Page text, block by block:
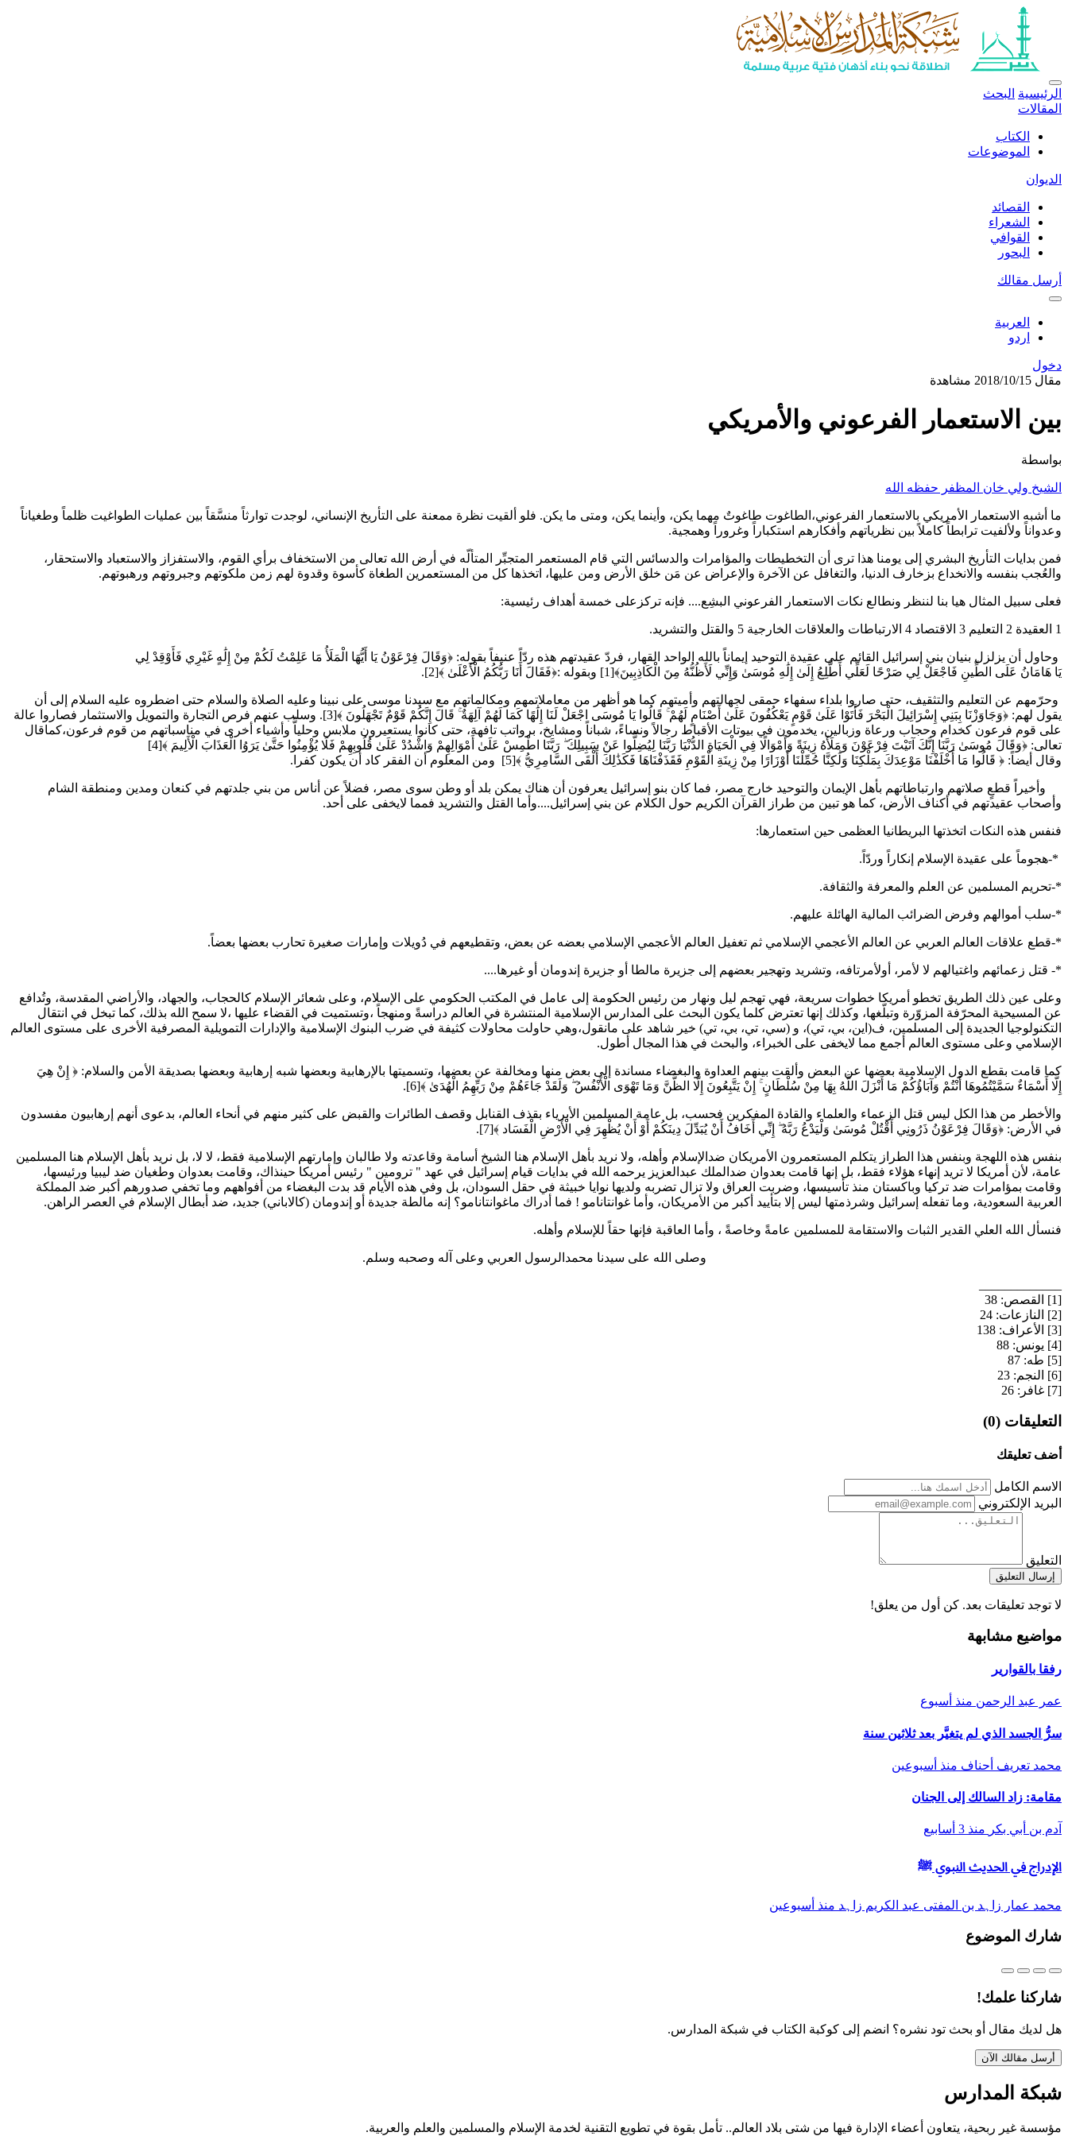
الرئيسية البحث
المقالات
الكتاب
الموضوعات
الديوان
القصائد
الشعراء
القوافي
البحور
أرسل مقالك
العربية
اردو
دخول
مقال 2018/10/15 مشاهدة
بين الاستعمار الفرعوني والأمريكي
بواسطة
الشيخ ولي خان المظفر حفظه الله
ما أشبه الاستعمار الأمريكي بالاستعمار الفرعوني،الطاغوت طاغوتٌ مهما يكن، وأينما يكن، ومتى ما يكن. فلو ألقيت نظرة ممعنة على التأريخ الإنساني، لوجدت توارثاً منسَّقاً بين عمليات الطواغيت ظلماً وطغياناً
وعدواناً ولألفيت ترابطاً كاملاً بين نظرياتهم وأفكارهم استكباراً وغروراً وهمجية.
فمن بدايات التأريخ البشري إلى يومنا هذا ترى أن التخطيطات والمؤامرات والدسائس التي قام المستعمر المتجبِّر المتألّه في أرض الله تعالى من الاستخفاف برأي القوم، والاستفزاز والاستعباد والاستحقار،
والعُجب بنفسه والانخداع بزخارف الدنيا، والتغافل عن الآخرة والإعراض عن مَن خلق الأرض ومن عليها، اتخذها كل من المستعمرين الطغاة كأسوة وقدوة لهم زمن ملكوتهم وجبروتهم ورهبوتهم.
فعلى سبيل المثال هيا بنا لننظر ونطالع نكات الاستعمار الفرعوني البشِع.... فإنه تركزعلى خمسة أهداف رئيسية:
1 العقيدة 2 التعليم 3 الاقتصاد 4 الارتباطات والعلاقات الخارجية 5 والقتل والتشريد.
وحاول أن يزلزل بنيان بني إسرائيل القائم على عقيدة التوحيد إيماناً بالله الواحد القهار، فردّ عقيدتهم هذه ردّاً عنيفاً بقوله: ﴿وَقَالَ فِرْعَوْنُ يَا أَيُّهَا الْمَلَأُ مَا عَلِمْتُ لَكُمْ مِنْ إِلَٰهٍ غَيْرِي فَأَوْقِدْ لِي
يَا هَامَانُ عَلَى الطِّينِ فَاجْعَلْ لِي صَرْحًا لَعَلِّي أَطَّلِعُ إِلَىٰ إِلَٰهِ مُوسَىٰ وَإِنِّي لَأَظُنُّهُ مِنَ الْكَاذِبِينَ﴾[1] وبقوله :﴿فَقَالَ أَنَا رَبُّكُمُ الْأَعْلَىٰ ﴾[2].
وحرّمهم عن التعليم والتثقيف، حتى صاروا بلداء سفهاء حمقى لجهالتهم وأميتهم كما هو أظهر من معاملاتمهم ومكالماتهم مع سيدنا موسى على نبينا وعليه الصلاة والسلام حتى اضطروه عليه السلام إلى أن
يقول لهم: ﴿وَجَاوَزْنَا بِبَنِي إِسْرَائِيلَ الْبَحْرَ فَأَتَوْا عَلَىٰ قَوْمٍ يَعْكُفُونَ عَلَىٰ أَصْنَامٍ لَهُمْ ۚ قَالُوا يَا مُوسَى اجْعَلْ لَنَا إِلَٰهًا كَمَا لَهُمْ آلِهَةٌ ۚ قَالَ إِنَّكُمْ قَوْمٌ تَجْهَلُونَ ﴾[3]. وسلب عنهم فرص التجارة والتمويل والاستثمار فصاروا عالة
على قوم فرعون كخدام وحجاب ورعاة وزبالين، يخدمون في بيوتات الأقباط رجالاً ونساءً، شباناً ومشايخ، برواتب تافهة، حتى كانوا يستعيرون ملابس وحلياًّ وأشياء أخرى في مناسباتهم من قوم فرعون،كماقال
تعالى: ﴿وَقَالَ مُوسَىٰ رَبَّنَا إِنَّكَ آتَيْتَ فِرْعَوْنَ وَمَلَأَهُ زِينَةً وَأَمْوَالًا فِي الْحَيَاةِ الدُّنْيَا رَبَّنَا لِيُضِلُّوا عَنْ سَبِيلِكَ ۖ رَبَّنَا اطْمِسْ عَلَىٰ أَمْوَالِهِمْ وَاشْدُدْ عَلَىٰ قُلُوبِهِمْ فَلَا يُؤْمِنُوا حَتَّىٰ يَرَوُا الْعَذَابَ الْأَلِيمَ ﴾[4]
وقال أيضاً: ﴿ قَالُوا مَا أَخْلَفْنَا مَوْعِدَكَ بِمَلْكِنَا وَلَٰكِنَّا حُمِّلْنَا أَوْزَارًا مِنْ زِينَةِ الْقَوْمِ فَقَذَفْنَاهَا فَكَذَٰلِكَ أَلْقَى السَّامِرِيُّ ﴾[5] ومن المعلوم أن الفقر كاد أن يكون كفرا.
وأخيراً قطعٍ صلاتهم وارتباطاتهم بأهل الإيمان والتوحيد خارج مصر، فما كان بنو إسرائيل يعرفون أن هناك يمكن بلد أو وطن سوى مصر، فضلاً عن أناس من بني جلدتهم في كنعان ومدين ومنطقة الشام
وأصحاب عقيدتهم في أكناف الأرض، كما هو تبين من طراز القرآن الكريم حول الكلام عن بني إسرائيل....وأما القتل والتشريد فمما لايخفى على أحد.
فنفس هذه النكات اتخذتها البريطانيا العظمى حين استعمارها:
*-هجوماً على عقيدة الإسلام إنكاراً وردّاً.
*-تحريم المسلمين عن العلم والمعرفة والثقافة.
*-سلب أموالهم وفرض الضرائب المالية الهائلة عليهم.
*-قطع علاقات العالم العربي عن العالم الأعجمي الإسلامي ثم تغفيل العالم الأعجمي الإسلامي بعضه عن بعض، وتقطيعهم في دُويلات وإمارات صغيرة تحارب بعضها بعضاً.
*- قتل زعمائهم واغتيالهم لا لأمر، أولأمرتافه، وتشريد وتهجير بعضهم إلى جزيرة مالطا أو جزيرة إندومان أو غيرها....
وعلى عين ذلك الطريق تخطو أمريكا خطوات سريعة، فهي تهجم ليل ونهار من رئيس الحكومة إلى عامل في المكتب الحكومي على الإسلام، وعلى شعائر الإسلام كالحجاب، والجهاد، والأراضي المقدسة، وتُدافع
عن المسيحية المحرّفة المزوّرة وتبلّغها، وكذلك إنها تعترض كلما يكون البحث على المدارس الإسلامية المنتشرة في العالم دراسةً ومنهجاً ،وتستميت في القضاء عليها ،لا سمح الله بذلك، كما تبخل في انتقال
التكنولوجيا الجديدة إلى المسلمين، ف(اين، بي، تي)، و (سي، تي، بي، تي) خير شاهد على مانقول،وهي حاولت محاولات كثيفة في ضرب البنوك الإسلامية والإدارات التمويلية المصرفية الأخرى على مستوى العالم
الإسلامي وعلى مستوى العالم أجمع مما لايخفى على الخبراء، والبحث في هذا المجال أطول.
كما قامت بقطع الدول الإسلامية بعضها عن البعض وألقت بينهم العداوة والبغضاء مساندة إلى بعض منها ومخالفة عن بعضها، وتسميتها بالإرهابية وبعضها شبه إرهابية وبعضها بصديقة الأمن والسلام: ﴿ إِنْ هِيَ
إِلَّا أَسْمَاءٌ سَمَّيْتُمُوهَا أَنْتُمْ وَآبَاؤُكُمْ مَا أَنْزَلَ اللَّهُ بِهَا مِنْ سُلْطَانٍ ۚ إِنْ يَتَّبِعُونَ إِلَّا الظَّنَّ وَمَا تَهْوَى الْأَنْفُسُ ۖ وَلَقَدْ جَاءَهُمْ مِنْ رَبِّهِمُ الْهُدَىٰ ﴾[6].
والأخطر من هذا الكل ليس قتل الزعماء والعلماء والقادة المفكرين فحسب، بل عامة المسلمين الأبرياء بقذف القنابل وقصف الطائرات والقبض على كثير منهم في أنحاء العالم، بدعوى أنهم إرهابيون مفسدون
في الأرض: ﴿وَقَالَ فِرْعَوْنُ ذَرُونِي أَقْتُلْ مُوسَىٰ وَلْيَدْعُ رَبَّهُ ۖ إِنِّي أَخَافُ أَنْ يُبَدِّلَ دِينَكُمْ أَوْ أَنْ يُظْهِرَ فِي الْأَرْضِ الْفَسَاد ﴾[7].
بنفس هذه اللهجة وبنفس هذا الطراز يتكلم المستعمرون الأمريكان ضدالإسلام وأهله، ولا نريد بأهل الإسلام هنا الشيخ أسامة وقاعدته ولا طالبان وإمارتهم الإسلامية فقط، لا لا، بل نريد بأهل الإسلام هنا المسلمين
عامة، لأن أمريكا لا تريد إنهاء هؤلاء فقط، بل إنها قامت بعدوان ضدالملك عبدالعزيز يرحمه الله في بدايات قيام إسرائيل في عهد " ترومين " رئيس أمريكا حينذاك، وقامت بعدوان وطغيان ضد ليبيا ورئيسها،
وقامت بمؤامرات ضد تركيا وباكستان منذ تأسيسها، وضربت العراق ولا تزال تضربه ولديها نوايا خبيثة في حقل السودان، بل وفي هذه الأيام قد بدت البغضاء من أفواههم وما تخفي صدورهم أكبر ضد المملكة
العربية السعودية، وما تفعله إسرائيل وشرذمتها ليس إلا بتأييد أكبر من الأمريكان، وأما غوانتانامو ! فما أدراك ماغوانتانامو؟ إنه مالطة جديدة أو إندومان (كالاباني) جديد، ضد أبطال الإسلام في العصر الراهن.
فنسأل الله العلي القدير الثبات والاستقامة للمسلمين عامةً وخاصةً ، وأما العاقبة فإنها حقاً للإسلام وأهله.
وصلى الله على سيدنا محمدالرسول العربي وعلى آله وصحبه وسلم.
[1] القصص: 38
[2] النازعات: 24
[3] الأعراف: 138
[4] يونس: 88
[5] طه: 87
[6] النجم: 23
[7] غافر: 26
التعليقات (0)
أضف تعليقك
الاسم الكامل
البريد الإلكتروني
التعليق
إرسال التعليق
لا توجد تعليقات بعد. كن أول من يعلق!
مواضيع مشابهة
رفقا بالقوارير
عمر عبد الرحمن منذ أسبوع
سرُّ الجسد الذي لم يتغيَّر بعد ثلاثين سنة
محمد تعريف أحناف منذ أسبوعين
مقامة: زاد السالك إلى الجنان
آدم بن أبي بكر منذ 3 أسابيع
الإدراج في الحديث النبوي ﷺ
محمد عمار زاہد بن المفتی عبد الكریم زاہد منذ أسبوعين
شارك الموضوع
شاركنا علمك!
هل لديك مقال أو بحث تود نشره؟ انضم إلى كوكبة الكتاب في شبكة المدارس.
أرسل مقالك الآن
شبكة المدارس
مؤسسة غير ربحية، يتعاون أعضاء الإدارة فيها من شتى بلاد العالم.. تأمل بقوة في تطويع التقنية لخدمة الإسلام والمسلمين والعلم والعربية.